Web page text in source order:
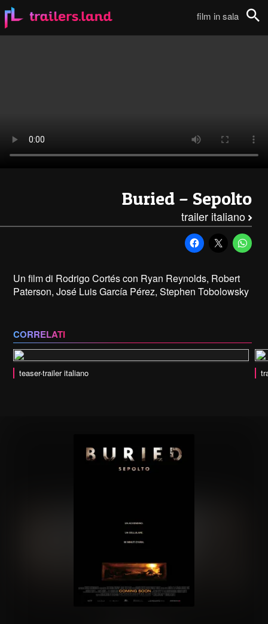
film in sala
Buried – Sepolto
trailer italiano
Un film di Rodrigo Cortés con Ryan Reynolds, Robert
Paterson, José Luis García Pérez, Stephen Tobolowsky
CORRELATI
teaser-trailer italiano